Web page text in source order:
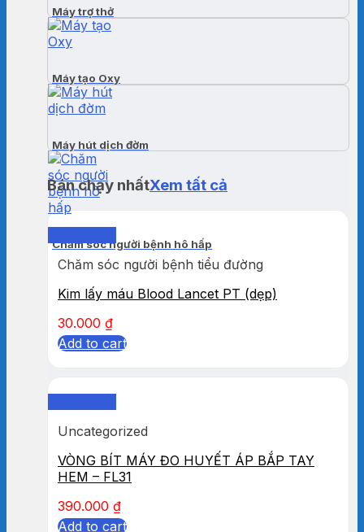
Máy trợ thở
Máy tạo Oxy
Máy hút dịch đờm
Chăm sóc người bệnh hô hấp
Bán chạy nhấtXem tất cả
Chăm sóc người bệnh tiểu đường
Kim lấy máu Blood Lancet PT (dẹp)
30.000 ₫
Add to cart
Uncategorized
VÒNG BÍT MÁY ĐO HUYẾT ÁP BẮP TAY
HEM – FL31
390.000 ₫
Add to cart